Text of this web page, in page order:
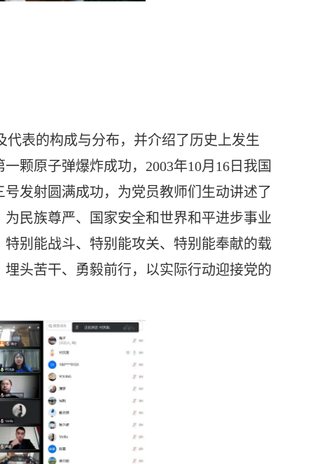
表的构成与分布，并介绍了历史上发生
一颗原子弹爆炸成功， 2003年10月 16 日我国
号发射圆满成功，为党员教师们生动讲述了
民族尊严、国家安全和世界和平进步事业
别能战斗、特别能攻关、特别能奉献的载
头苦干、勇毅前行，以实际行动迎接党的